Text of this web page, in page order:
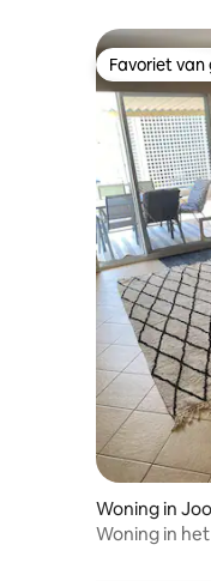
Favoriet
Favoriet
Woning in
Woning in